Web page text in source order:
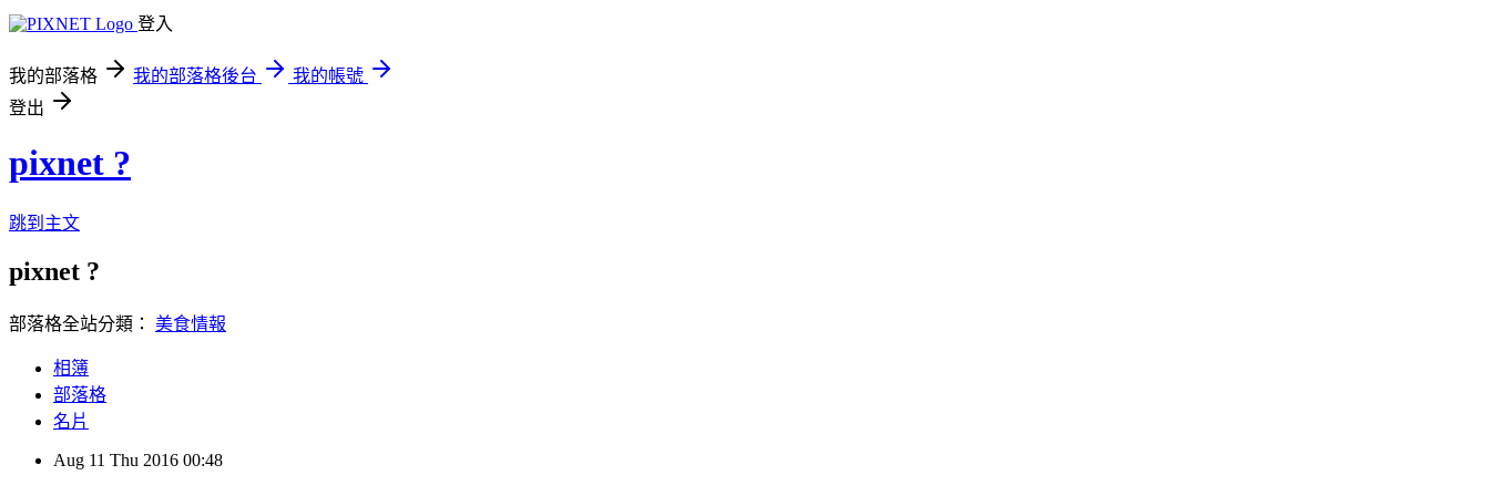
登入
我的部落格 我的部落格後台
我的帳號
登出
pixnet ?
跳到主文
pixnet ?
部落格全站分類： 美食情報
相簿
部落格
名片
Aug 11 Thu 2016 00:48